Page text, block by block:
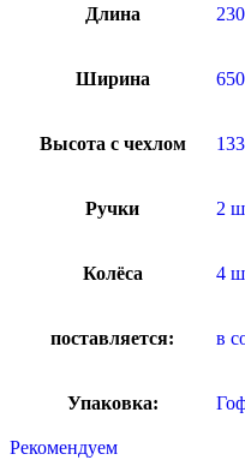
Длина
Ширина
Высота с чехлом
Ручки 2
Колёса 4
поставляется: в
Упаковка:
Рекомендуем